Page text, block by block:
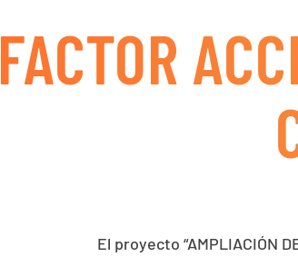
FACTOR
El proyecto “AMPLIACIÓN